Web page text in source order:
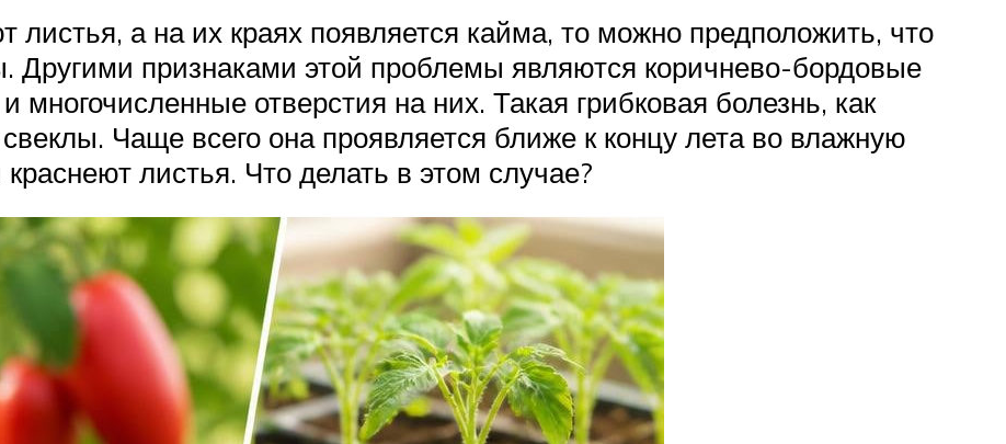
листья, а на их краях появляется кайма, то можно предположить, что
Другими признаками этой проблемы являются коричнево-бордовые
многочисленные отверстия на них. Такая грибковая болезнь, как
Чаще всего она проявляется ближе к концу лета во влажную
листья. Что делать в этом случае?